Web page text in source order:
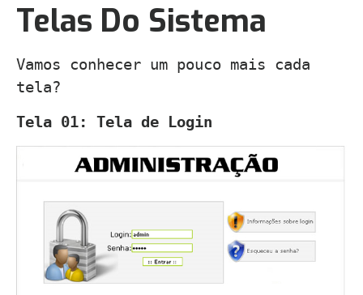
Telas Do Sistema
Vamos conhecer um pouco mais cada
tela?
Tela 01: Tela de Login